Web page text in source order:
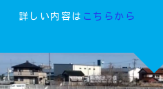
詳しい内容は こちらから